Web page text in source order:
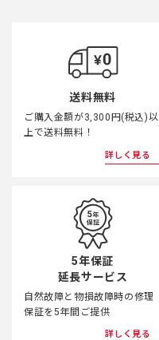
送料無料
ご購入金額が3,300円(税込)以
上で送料無料！
詳しく見る
5年保証
延長サービス
自然故障と物損故障時の修理
保証を5年間ご提供
詳しく見る